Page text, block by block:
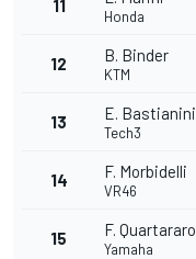
11
Honda
12 B. Binder
KTM
13 E. Bastianini
Tech3
14 F. Morbidelli
VR46
15 F. Quartararo
Yamaha